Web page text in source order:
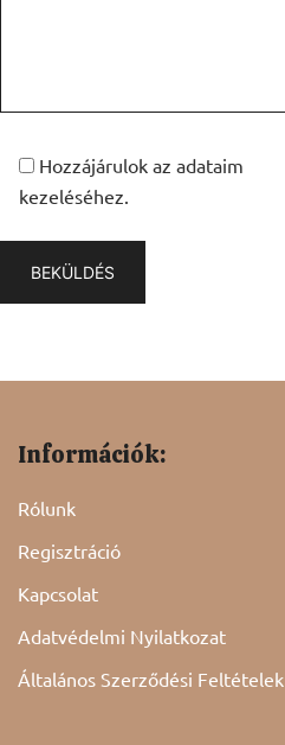
Hozzájárulok az adataim
kezeléséhez.
Információk:
Rólunk
Regisztráció
Kapcsolat
Adatvédelmi Nyilatkozat
Általános Szerződési Feltételek